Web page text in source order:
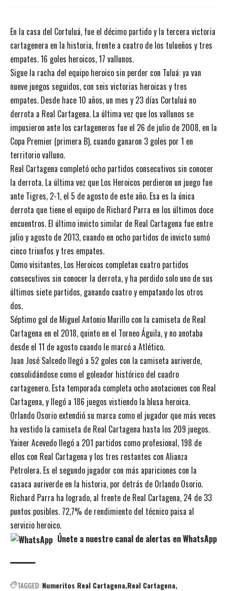
En la casa del Cortuluá, fue el décimo partido y la tercera victoria
cartagenera en la historia, frente a cuatro de los tulueños y tres
empates. 16 goles heroicos, 17 vallunos.
Sigue la racha del equipo heroico sin perder con Tuluá: ya van
nueve juegos seguidos, con seis victorias heroicas y tres
empates. Desde hace 10 años, un mes y 23 días Cortuluá no
derrota a Real Cartagena. La última vez que los vallunos se
impusieron ante los cartageneros fue el 26 de julio de 2008, en la
Copa Premier (primera B), cuando ganaron 3 goles por 1 en
territorio valluno.
Real Cartagena completó ocho partidos consecutivos sin conocer
la derrota. La última vez que Los Heroicos perdieron un juego fue
ante Tigres, 2-1, el 5 de agosto de este año. Esa es la única
derrota que tiene el equipo de Richard Parra en los últimos doce
encuentros. El último invicto similar de Real Cartagena fue entre
julio y agosto de 2013, cuando en ocho partidos de invicto sumó
cinco triunfos y tres empates.
Como visitantes, Los Heroicos completan cuatro partidos
consecutivos sin conocer la derrota, y ha perdido solo uno de sus
últimos siete partidos, ganando cuatro y empatando los otros
dos.
Séptimo gol de Miguel Antonio Murillo con la camiseta de Real
Cartagena en el 2018, quinto en el Torneo Águila, y no anotaba
desde el 11 de agosto cuando le marcó a Atlético.
Juan José Salcedo llegó a 52 goles con la camiseta auriverde,
consolidándose como el goleador histórico del cuadro
cartagenero. Esta temporada completa ocho anotaciones con Real
Cartagena, y llegó a 186 juegos vistiendo la blusa heroica.
Orlando Osorio extendió su marca como el jugador que más veces
ha vestido la camiseta de Real Cartagena hasta los 209 juegos.
Yainer Acevedo llegó a 201 partidos como profesional, 198 de
ellos con Real Cartagena y los tres restantes con Alianza
Petrolera. Es el segundo jugador con más apariciones con la
casaca auriverde en la historia, por detrás de Orlando Osorio.
Richard Parra ha logrado, al frente de Real Cartagena, 24 de 33
puntos posibles. 72,7% de rendimiento del técnico paisa al
servicio heroico.
Únete a nuestro canal de alertas en WhatsApp
TAGGED:Numeritos Real Cartagena Real Cartagena